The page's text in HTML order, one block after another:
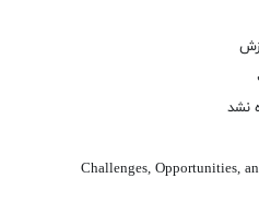
نشد
Challenges, Opportunities,